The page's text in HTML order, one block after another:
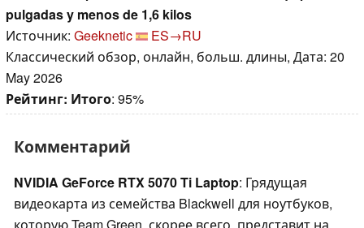
pulgadas y menos de 1,6 kilos
Источник: Geeknetic
ES→RU
Классический обзор, онлайн, больш. длины, Дата: 20
May 2026
Рейтинг: Итого: 95%
Комментарий
NVIDIA GeForce RTX 5070 Ti Laptop: Грядущая
видеокарта из семейства Blackwell для ноутбуков,
которую Team Green, скорее всего, представит на